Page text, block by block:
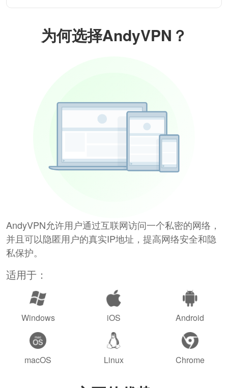
为何选择AndyVPN？
AndyVPN允许用户通过互联网访问一个私密的网络，
并且可以隐匿用户的真实IP地址，提高网络安全和隐
私保护。
适用于：
Windows iOS Android
macOS Linux Chrome